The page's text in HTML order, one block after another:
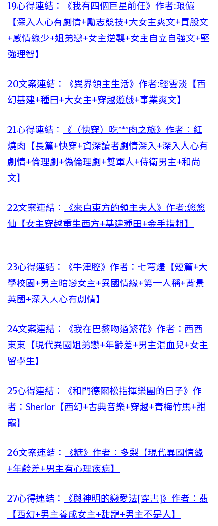
19心得連結：
《我有四個巨星前任》作者:琅儼
【深入人心有劇情+勵志競技+大女主爽文+買股文
+感情線少+姐弟戀+女主逆襲+女主自立自強文+堅
強理智】
20文案連結：
《異界領主生活》作者:輕雲淡【西
幻基建+種田+大女主+穿越遊戲+事業爽文】
21心得連結：
《（快穿）吃***肉之旅》作者：紅
燒肉【長篇+快穿+資深讀者劇情深入+深入人心有
劇情+倫理劇+偽倫理劇+雙軍人+侍衛男主+和尚
文】
22文案連結：
《來自東方的領主夫人》作者:悠悠
仙【女主穿越重生西方+基建種田+金手指粗】
23心得連結：
《牛津腔》作者：七穹燼【短篇+大
學校園+男主暗戀女主+異國情緣+第一人稱+背景
英國+深入人心有劇情】
24文案連結：
《我在巴黎吻過繁花》作者：西西
東東【現代異國姐弟戀+年齡差+男主混血兒+女主
留學生】
25心得連結：
《和門德爾松指揮樂團的日子》作
者：Sherlor【西幻+古典音樂+穿越+青梅竹馬+甜
寵】
26文案連結：
《糖》作者：多梨【現代異國情緣
+年齡差+男主有心理疾病】
27心得連結：
《與神明的戀愛法[穿書]》作者：翡
【西幻+男主養成女主+甜寵+男主不是人】